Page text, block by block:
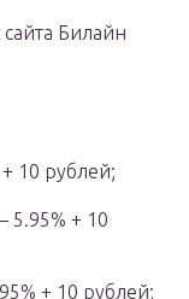
Билайн
10 рублей;
5.95% + 10
+ 10 рублей;